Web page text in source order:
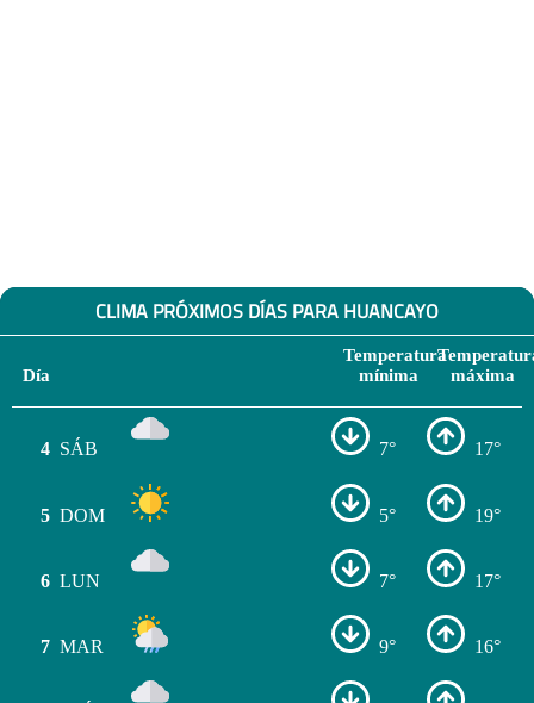
CLIMA PRÓXIMOS DÍAS PARA HUANCAYO
Día
Temperatura
mínima
máxima
4 SÁB 7° 17°
5 DOM 5° 19°
6 LUN 7° 17°
7 MAR 9° 16°